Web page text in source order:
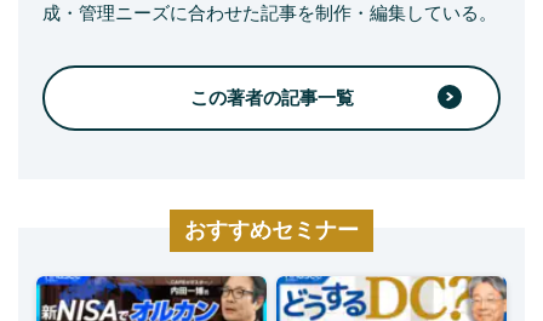
成・管理ニーズに合わせた記事を制作・編集している。
この著者の記事一覧
おすすめセミナー